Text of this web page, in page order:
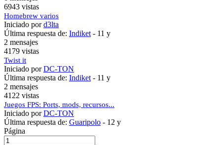
6943 vistas
Homebrew varios
Iniciado pord3lta
Última respuesta de: Indiket - 11 y
2 mensajes
4179 vistas
Twist it
Iniciado porDC-TON
Última respuesta de: Indiket - 11 y
2 mensajes
4122 vistas
Juegos FPS: Ports, mods, recursos...
Iniciado porDC-TON
Última respuesta de: Guaripolo - 12 y
Página